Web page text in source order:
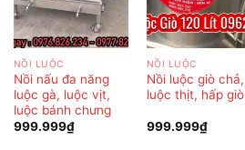
NỒI LUỘC
Nồi nấu đa năng
luộc gà, luộc vịt,
luộc bánh chưng
999.999₫
NỒI LUỘC
Nồi luộc giò chả,
luộc thịt, hấp giò
999.999₫